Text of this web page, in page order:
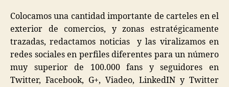
Colocamos una cantidad importante de carteles en el
exterior de comercios, y zonas estratégicamente
trazadas, redactamos noticias y las viralizamos en
redes sociales en perfiles diferentes para un número
muy superior de 100.000 fans y seguidores en
Twitter, Facebook, G+, Viadeo, LinkedIN y Twitter